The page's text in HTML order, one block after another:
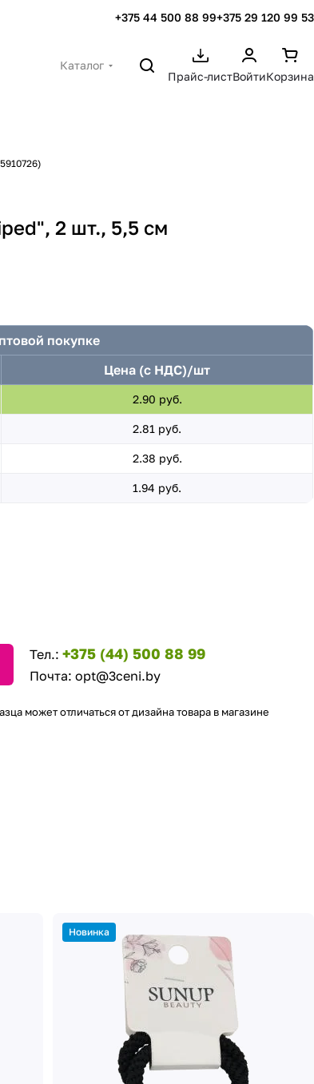
+375 44 500 88 99+375 29 120 99 53
Каталог
Прайс-листВойтиКорзина
2 шт., 5,5 см
покупке
Цена (с НДС)/шт
2.90 руб.
2.81 руб.
2.38 руб.
1.94 руб.
Тел.: +375 (44) 500 88 99
Почта: opt@3ceni.by
может отличаться от дизайна товара в магазине
Новинка